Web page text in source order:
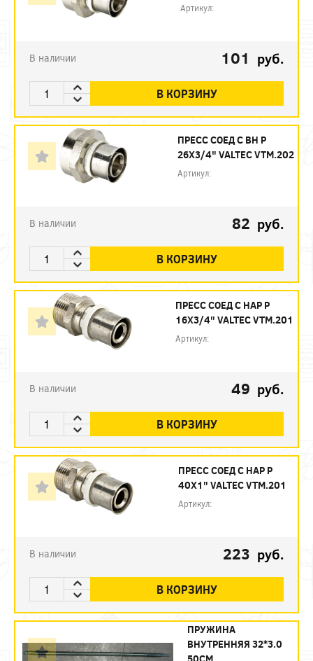
Артикул:
В наличии 101 руб.
В КОРЗИНУ
ПРЕСС СОЕД С ВН Р
26Х3/4" VALTEC VTM.202
Артикул:
В наличии 82 руб.
В КОРЗИНУ
ПРЕСС СОЕД С НАР Р
16Х3/4" VALTEC VTM.201
Артикул:
В наличии 49 руб.
В КОРЗИНУ
ПРЕСС СОЕД С НАР Р
40Х1" VALTEC VTM.201
Артикул:
В наличии 223 руб.
В КОРЗИНУ
ПРУЖИНА
ВНУТРЕННЯЯ 32*3.0